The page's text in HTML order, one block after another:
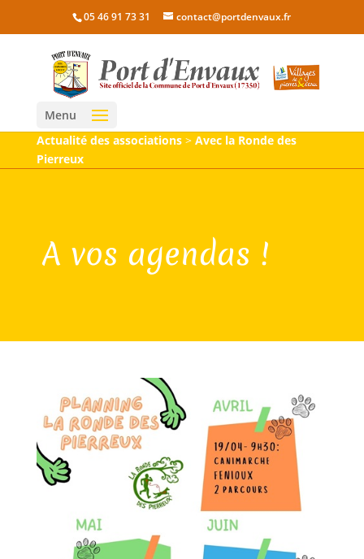
05 46 91 73 31 contact@portdenvaux.fr
Menu
Actualité des associations> Avec la Ronde des
Pierreux
A vos agendas !